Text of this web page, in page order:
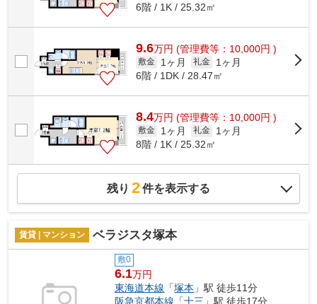
6階 / 1K / 25.32㎡
9.6万円 (管理費等：10,000円 )
敷金 1ヶ月 礼金
1ヶ月
6階 / 1DK / 28.47㎡
8.4万円 (管理費等：10,000円 )
敷金 1ヶ月 礼金
1ヶ月
8階 / 1K / 25.32㎡
残り 2件を表示する
賃貸 | マンション ベラジスタ塚本
敷0
6.1万円
東海道本線 「塚本 」駅 徒歩11分
阪急京都本線 「十三 」駅 徒歩17分